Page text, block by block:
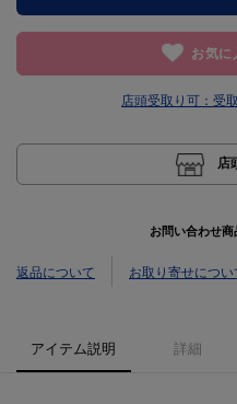
お気に
店頭受取り可： 受
店
お問い合わせ商
返品について お取り寄せについ
アイテム説明 詳細